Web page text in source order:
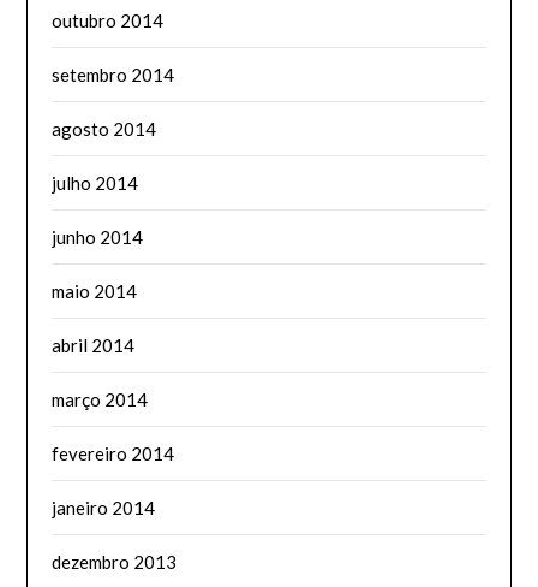
outubro 2014
setembro 2014
agosto 2014
julho 2014
junho 2014
maio 2014
abril 2014
março 2014
fevereiro 2014
janeiro 2014
dezembro 2013